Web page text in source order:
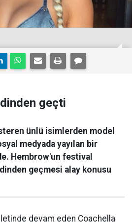
geçti
ünlü isimlerden model
medyada yayılan bir
Hembrow'un festival
geçmesi alay konusu
devam eden Coachella